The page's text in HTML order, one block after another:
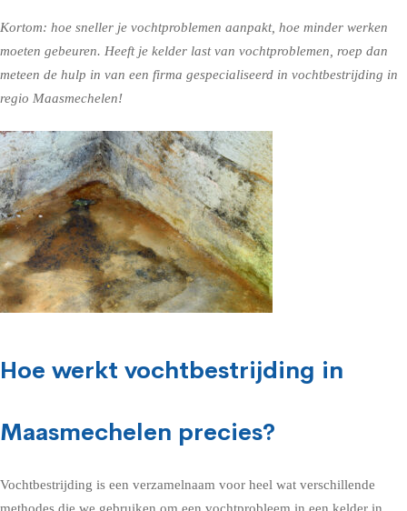
Kortom: hoe sneller je vochtproblemen aanpakt, hoe minder werken
moeten gebeuren. Heeft je kelder last van vochtproblemen, roep dan
meteen de hulp in van een firma gespecialiseerd in vochtbestrijding in
regio Maasmechelen!
Hoe werkt vochtbestrijding in
Maasmechelen precies?
Vochtbestrijding is een verzamelnaam voor heel wat verschillende